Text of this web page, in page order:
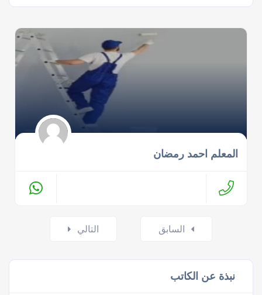
المعلم احمد رمضان
السابق التالي
نبذة عن الكاتب